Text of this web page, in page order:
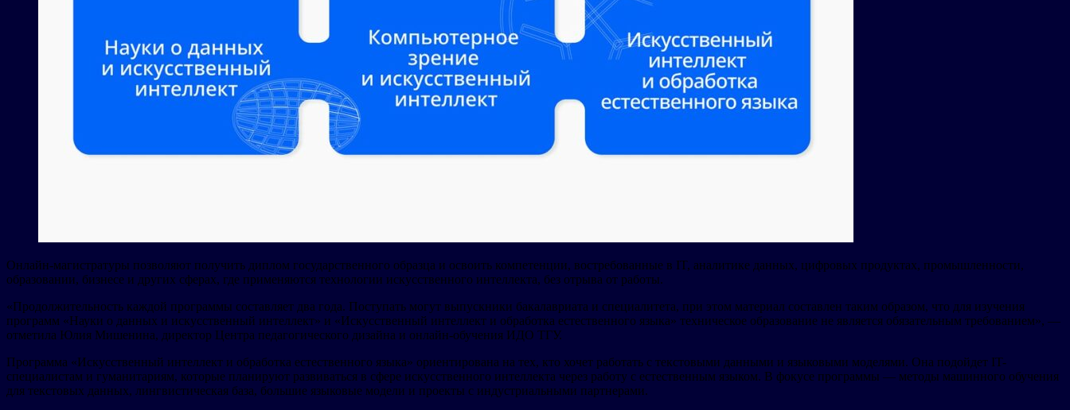
Онлайн-магистратуры позволяют получить диплом государственного образца и освоить компетенции, востребованные в IT, аналитике данных, цифровых продуктах, промышленности,
образовании, бизнесе и других сферах, где применяются технологии искусственного интеллекта, без отрыва от работы.
«Продолжительность каждой программы составляет два года. Поступать могут выпускники бакалавриата и специалитета, при этом материал составлен таким образом, что для изучения
программ «Науки о данных и искусственный интеллект» и «Искусственный интеллект и обработка естественного языка» техническое образование не является обязательным требованием», —
отметила Юлия Мишенина, директор Центра педагогического дизайна и онлайн-обучения ИДО ТГУ.
Программа «Искусственный интеллект и обработка естественного языка» ориентирована на тех, кто хочет работать с текстовыми данными и языковыми моделями. Она подойдет IT-
специалистам и гуманитариям, которые планируют развиваться в сфере искусственного интеллекта через работу с естественным языком. В фокусе программы — методы машинного обучения
для текстовых данных, лингвистическая база, большие языковые модели и проекты с индустриальными партнерами.